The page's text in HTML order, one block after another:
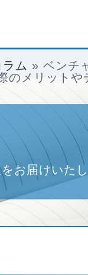
ム » ベンチ
のメリットや
お届けいた